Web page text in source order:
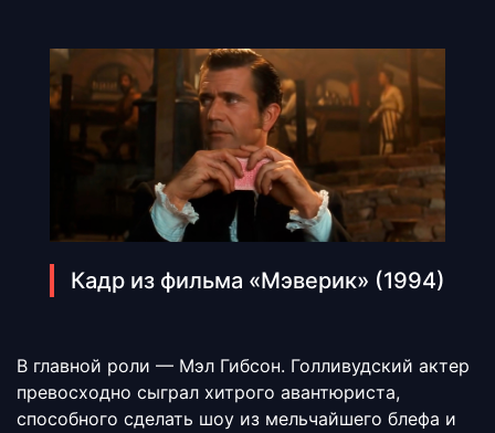
Кадр из фильма «Мэверик» (1994)
В главной роли — Мэл Гибсон. Голливудский актер
превосходно сыграл хитрого авантюриста,
способного сделать шоу из мельчайшего блефа и